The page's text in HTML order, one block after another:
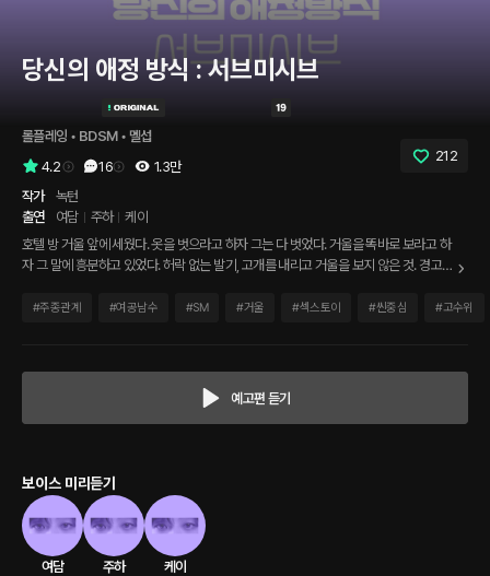
당신의 애정 방식 : 서브미시브
롤플레잉 • BDSM • 멜섭
4.2
16 1.3만
212
작가
녹턴
출연
여담 주하
케이
호텔 방 거울 앞에 세웠다. 옷을 벗으라고 하자 그는 다 벗었다. 거울을 똑바로 보라고 하
자 그 말에 흥분하고 있었다. 허락 없는 발기, 고개를 내리고 거울을 보지 않은 것. 경고는
부터. 거울에서 눈을 뗄 수 없다. 그게 그의 진짜 모습이니까.
#주종관계 #여공남수 #SM #거울 #섹스토이 #씬중심 #고수위
예고편 듣기
보이스 미리듣기
여담 주하 케이